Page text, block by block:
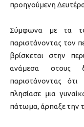
προηγούμενη
Σύμφωνα με τα
παριστάνοντας τον
βρίσκεται στην
ανάμεσα στους
παριστάνοντας
πλησίασε μια
πάτωμα, άρπαξε την